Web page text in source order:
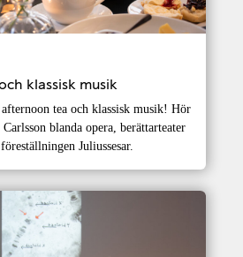
klassisk musik
tea och klassisk musik! Hör
blanda opera, berättarteater
Juliussesar.